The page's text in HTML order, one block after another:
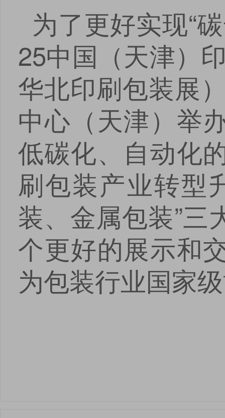
为了更好实现“
25中国（天津）
华北印刷包装展
中心（天津）举
低碳化、自动化
刷包装产业转型
装、金属包装”
个更好的展示和
为包装行业国家